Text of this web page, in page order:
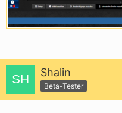
Shalin
Beta-Tester